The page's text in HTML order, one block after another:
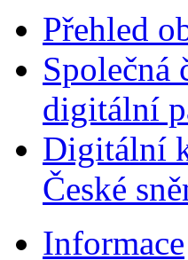
Přehled
Společná
digitální
Digitální
České
Informace